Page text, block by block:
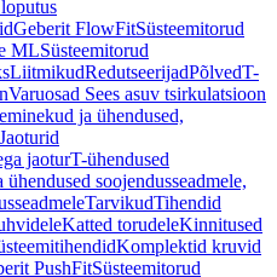
Geberit FlowFitSüsteemitorud
MLSüsteemitorud
LiitmikudRedutseerijadPõlvedT-
Varuosad Sees asuv tsirkulatsioon
ja ühendused,
Jaoturid
jaoturT-ühendused
soojendusseadmele,
TarvikudTihendid
Katted torudeleKinnitused
Komplektid kruvid
PushFitSüsteemitorud